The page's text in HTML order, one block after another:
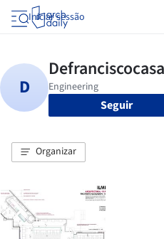
Iniciar sessão
Seguir
Organizar